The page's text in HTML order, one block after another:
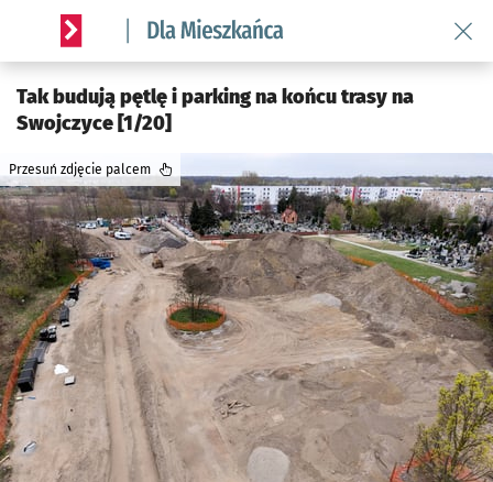
Serwis informacyjny wroclaw.pl podserwis: Dla mieszkańca
Tak budują pętlę i parking na końcu trasy na
Swojczyce [1/20]
Przesuń zdjęcie palcem